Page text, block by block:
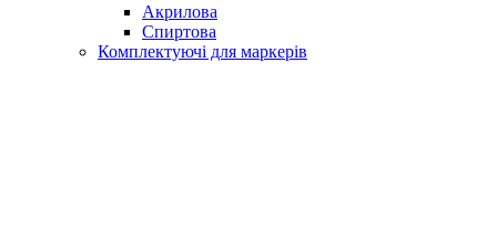
Акрилова
Спиртова
Комплектуючі для маркерів